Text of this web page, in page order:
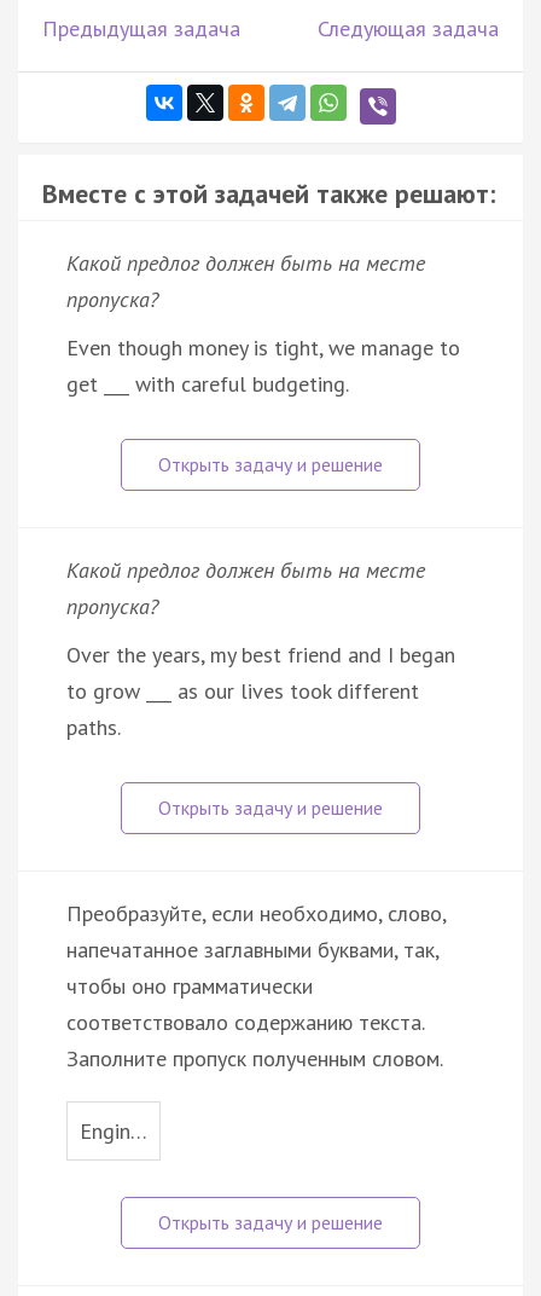
Предыдущая задача Следующая задача
Вместе с этой задачей также решают:
Какой предлог должен быть на месте
пропуска?
Even though money is tight, we manage to
get ___ with careful budgeting.
Какой предлог должен быть на месте
пропуска?
Over the years, my best friend and I began
to grow ___ as our lives took different
paths.
Преобразуйте, если необходимо, слово,
напечатанное заглавными буквами, так,
чтобы оно грамматически
соответствовало содержанию текста.
Заполните пропуск полученным словом.
Engin…